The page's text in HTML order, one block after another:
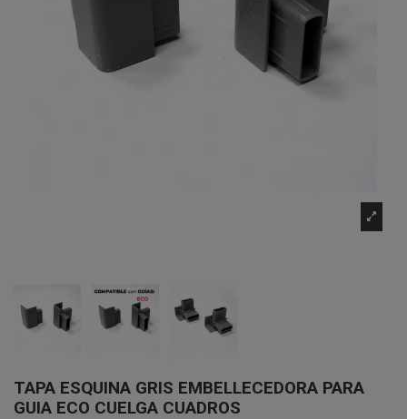
TAPA ESQUINA GRIS EMBELLECEDORA PARA
GUIA ECO CUELGA CUADROS